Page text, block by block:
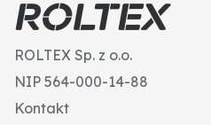
ROLTEX Sp. z o.o.
NIP 564-000-14-88
Kontakt